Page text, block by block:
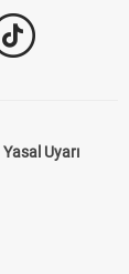
Yasal Uyarı